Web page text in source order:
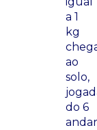
a 1
kg
ao
solo,
do 6
andar